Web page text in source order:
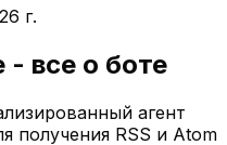
г.
- все о боте
агент
получения RSS и Atom